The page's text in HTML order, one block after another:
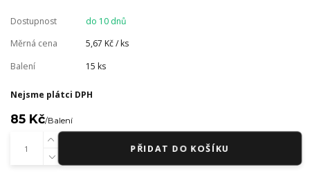
Dostupnost
do 10 dnů
Měrná cena
5,67 Kč / ks
Balení
15 ks
Nejsme plátci DPH
85 Kč/Balení
PŘIDAT DO KOŠÍKU